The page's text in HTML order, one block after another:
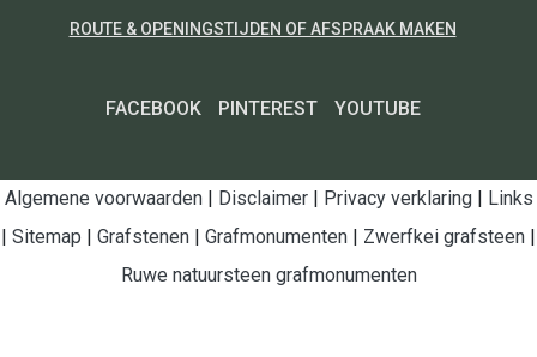
ROUTE & OPENINGSTIJDEN OF AFSPRAAK MAKEN
FACEBOOK PINTEREST YOUTUBE
Algemene voorwaarden| Disclaimer| Privacy verklaring| Links
| Sitemap | Grafstenen | Grafmonumenten | Zwerfkei grafsteen |
Ruwe natuursteen grafmonumenten